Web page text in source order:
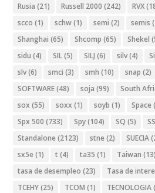
Rusia (21) Russell 2000 (242) RVX
scco (1) schw(1) semi (2) semis
Shanghai (65) Shcomp (65) Shekel
sidu (4) SIL(5) SILJ (6) silv(4)
slv(6) smci (3) smh (10) snap (2)
SOFTWARE(48) soja (99) South
sox (55) soxx (1) soyb (1) Space
Spx 500 (733) Spy(104) SQ (5)
Standalone (2123) stne (2) SUECIA
sx5e (1) t (4) ta35 (1) Taiwan (13)
tasa de desempleo (23) Tasa de
TCEHY(25) TCOM (1) TECNOLOGIA